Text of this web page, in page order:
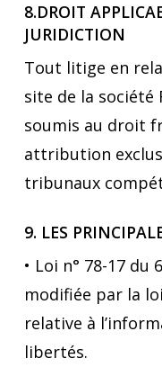
8.DROIT
JURIDICTION
Tout litige en
site de la société
soumis au droit
attribution
tribunaux
9. LES
• Loi n° 78-17
modifiée par la
relative à
libertés.